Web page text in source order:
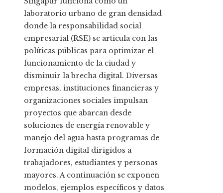
laboratorio urbano de gran densidad
donde la responsabilidad social
empresarial (RSE) se articula con las
políticas públicas para optimizar el
funcionamiento de la ciudad y
disminuir la brecha digital. Diversas
empresas, instituciones financieras y
organizaciones sociales impulsan
proyectos que abarcan desde
soluciones de energía renovable y
manejo del agua hasta programas de
formación digital dirigidos a
trabajadores, estudiantes y personas
mayores. A continuación se exponen
modelos, ejemplos específicos y datos